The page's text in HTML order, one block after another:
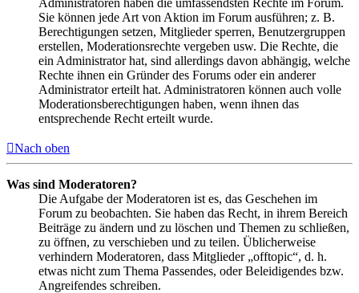
Sie können jede Art von Aktion im Forum ausführen; z. B.
Berechtigungen setzen, Mitglieder sperren, Benutzergruppen
erstellen, Moderationsrechte vergeben usw. Die Rechte, die
ein Administrator hat, sind allerdings davon abhängig, welche
Rechte ihnen ein Gründer des Forums oder ein anderer
Administrator erteilt hat. Administratoren können auch volle
Moderationsberechtigungen haben, wenn ihnen das
entsprechende Recht erteilt wurde.
Nach oben
Was sind Moderatoren?
Die Aufgabe der Moderatoren ist es, das Geschehen im
Forum zu beobachten. Sie haben das Recht, in ihrem Bereich
Beiträge zu ändern und zu löschen und Themen zu schließen,
zu öffnen, zu verschieben und zu teilen. Üblicherweise
verhindern Moderatoren, dass Mitglieder „offtopic“, d. h.
etwas nicht zum Thema Passendes, oder Beleidigendes bzw.
Angreifendes schreiben.